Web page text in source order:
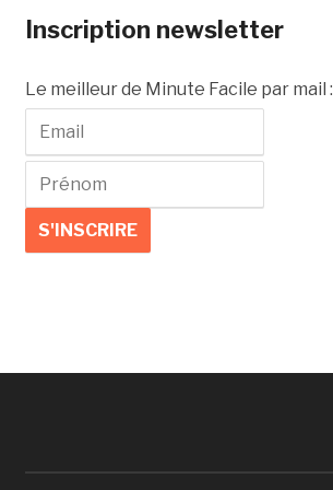
Inscription newsletter
Le meilleur de Minute Facile par mail :